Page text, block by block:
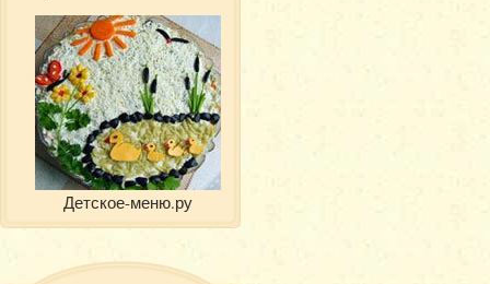
Детское-меню.ру